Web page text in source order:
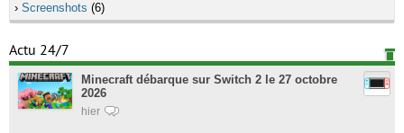
› Screenshots (6)
Actu 24/7
Minecraft débarque sur Switch 2 le 27 octobre
2026
hier